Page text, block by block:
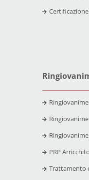
Certificazione
PRP
Trattamento